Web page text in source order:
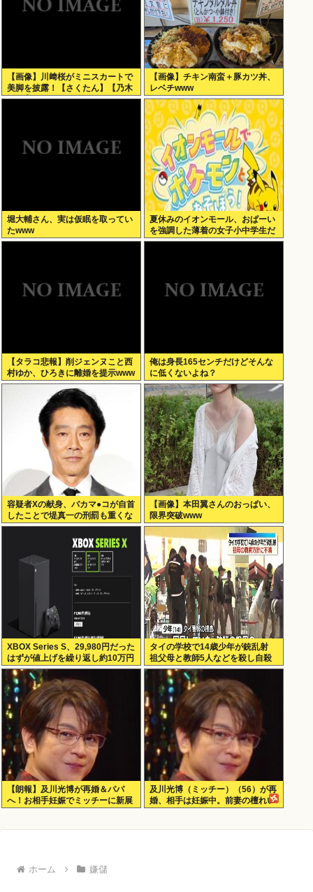
【画像】川﨑桜がミニスカートで
美脚を披露！【さくたん】【乃木
坂46】
【画像】チキン南蛮＋豚カツ丼、
レベチwww
堀大輔さん、実は仮眠を取ってい
たwww
夏休みのイオンモール、おぱーい
を強調した薄着の女子小中学生だ
らけ。あれ恥ずかしくないの？
【タラコ悲報】削ジェンヌこと西
村ゆか、ひろきに離婚を提示www
俺は身長165センチだけどそんな
に低くないよね？
容疑者Xの献身、バカマ●コが自首
したことで堤真一の刑罰も重くな
るwww
【画像】本田翼さんのおっぱい、
限界突破www
XBOX Series S、29,980円だった
はずが値上げを繰り返し約10万円
弱
タイの学校で14歳少年が銃乱射
祖父母と教師5人などを殺し自殺
【朗報】及川光博が再婚＆パパ
へ！お相手妊娠でミッチーに新展
及川光博（ミッチー）（56）が再
婚、相手は妊娠中。前妻の檀れい
ホーム 嫌儲